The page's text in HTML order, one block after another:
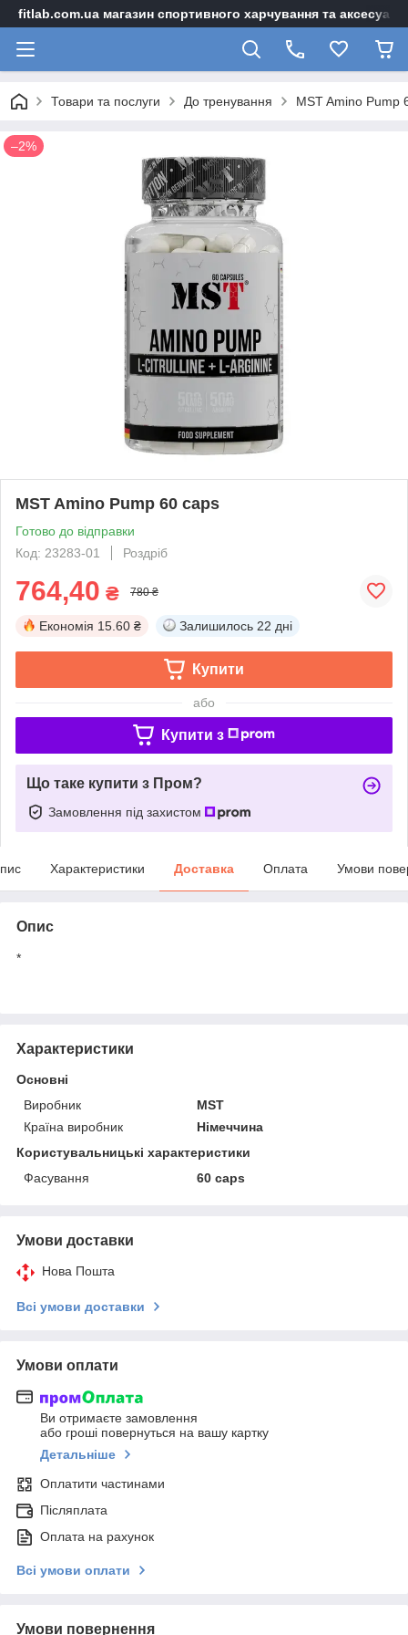
fitlab.com.ua магазин спортивного харчування та
Товари та послуги До тренування MST Amino Pump
–2%
MST Amino Pump 60 caps
Готово до відправки
Код: 23283-01
Роздріб
764,40 ₴ 780 ₴
Економія 15.60 ₴ Залишилось 22 дні
Купити
або
Купити з
Що таке купити з Пром?
Замовлення під захистом
Характеристики Доставка Оплата Умови
Опис
*
Характеристики
Основні
Виробник
MST
Країна виробник
Німеччина
Користувальницькі характеристики
Фасування
60 caps
Умови доставки
Нова Пошта
Всі умови доставки
Умови оплати
Ви отримаєте замовлення
або гроші повернуться на вашу картку
Детальніше
Оплатити частинами
Післяплата
Оплата на рахунок
Всі умови оплати
Умови повернення